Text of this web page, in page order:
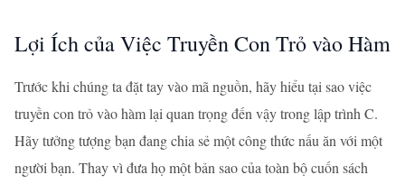
Lợi Ích của Việc Truyền Con Trỏ vào Hàm
Trước khi chúng ta đặt tay vào mã nguồn, hãy hiểu tại sao việc
truyền con trỏ vào hàm lại quan trọng đến vậy trong lập trình C.
Hãy tưởng tượng bạn đang chia sẻ một công thức nấu ăn với một
người bạn. Thay vì đưa họ một bản sao của toàn bộ cuốn sách